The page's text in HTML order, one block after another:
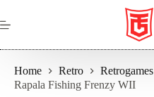
al
contenuto
Home Retro Retrogames
Rapala Fishing Frenzy WII